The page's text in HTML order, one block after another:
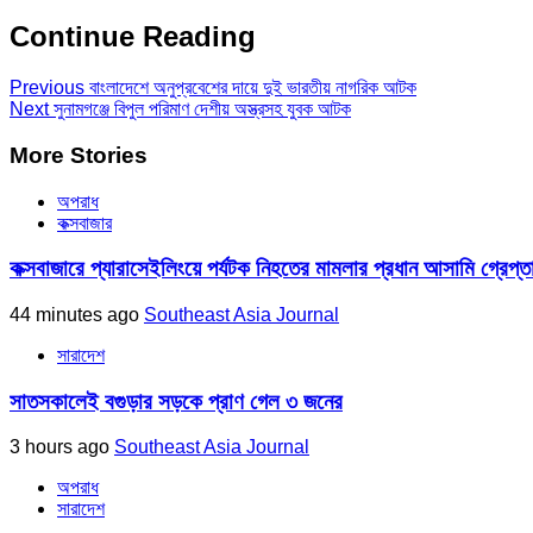
Continue Reading
Previous বাংলাদেশে অনুপ্রবেশের দায়ে দুই ভারতীয় নাগরিক আটক
Nextসুনামগঞ্জে বিপুল পরিমাণ দেশীয় অস্ত্রসহ যুবক আটক
More Stories
অপরাধ
কক্সবাজার
কক্সবাজারে প্যারাসেইলিংয়ে পর্যটক নিহতের মামলার প্রধান আসামি
44 minutes ago Southeast Asia Journal
সারাদেশ
সাতসকালেই বগুড়ার সড়কে প্রাণ গেল ৩ জনের
3 hours ago Southeast Asia Journal
অপরাধ
সারাদেশ